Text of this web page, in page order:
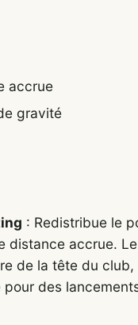
accrue
gravité
: Redistribue le
distance accrue.
de la tête du
des